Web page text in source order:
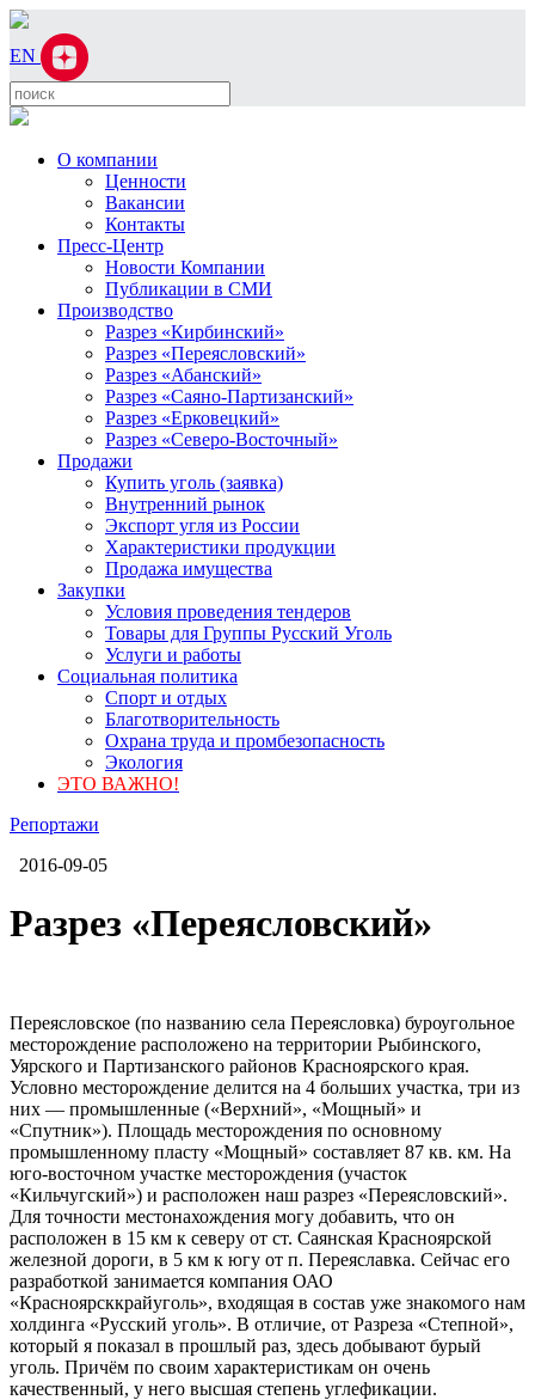
EN
О компании
Ценности
Вакансии
Контакты
Пресс-Центр
Новости Компании
Публикации в СМИ
Производство
Разрез «Кирбинский»
Разрез «Переясловский»
Разрез «Абанский»
Разрез «Саяно-Партизанский»
Разрез «Ерковецкий»
Разрез «Северо-Восточный»
Продажи
Купить уголь (заявка)
Внутренний рынок
Экспорт угля из России
Характеристики продукции
Продажа имущества
Закупки
Условия проведения тендеров
Товары для Группы Русский Уголь
Услуги и работы
Социальная политика
Спорт и отдых
Благотворительность
Охрана труда и промбезопасность
Экология
ЭТО ВАЖНО!
Репортажи
2016-09-05
Разрез «Переясловский»
Переясловское (по названию села Переясловка) буроугольное
месторождение расположено на территории Рыбинского,
Уярского и Партизанского районов Красноярского края.
Условно месторождение делится на 4 больших участка, три из
них — промышленные («Верхний», «Мощный» и
«Спутник»). Площадь месторождения по основному
промышленному пласту «Мощный» составляет 87 кв. км. На
юго-восточном участке месторождения (участок
«Кильчугский») и расположен наш разрез «Переясловский».
Для точности местонахождения могу добавить, что он
расположен в 15 км к северу от ст. Саянская Красноярской
железной дороги, в 5 км к югу от п. Переяславка. Сейчас его
разработкой занимается компания ОАО
«Красноярсккрайуголь», входящая в состав уже знакомого нам
холдинга «Русский уголь». В отличие, от Разреза «Степной»,
который я показал в прошлый раз, здесь добывают бурый
уголь. Причём по своим характеристикам он очень
качественный, у него высшая степень углефикации.